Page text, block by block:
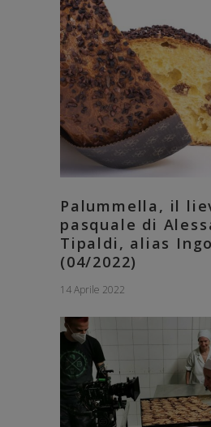
Palummella, il
pasquale di
Tipaldi, alias
(04/2022)
14 Aprile 2022